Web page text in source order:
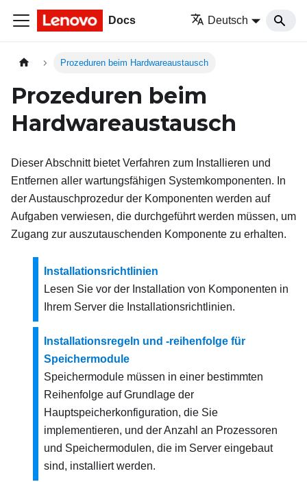
Docs Deutsch
Prozeduren beim Hardwareaustausch
Prozeduren beim
Hardwareaustausch
Dieser Abschnitt bietet Verfahren zum Installieren und
Entfernen aller wartungsfähigen Systemkomponenten. In
der Austauschprozedur der Komponenten werden auf
Aufgaben verwiesen, die durchgeführt werden müssen, um
Zugang zur auszutauschenden Komponente zu erhalten.
Installationsrichtlinien
Lesen Sie vor der Installation von Komponenten in
Ihrem Server die Installationsrichtlinien.
Installationsregeln und ‑reihenfolge für
Speichermodule
Speichermodule müssen in einer bestimmten
Reihenfolge auf Grundlage der
Hauptspeicherkonfiguration, die Sie
implementieren, und der Anzahl an Prozessoren
und Speichermodulen, die im Server eingebaut
sind, installiert werden.